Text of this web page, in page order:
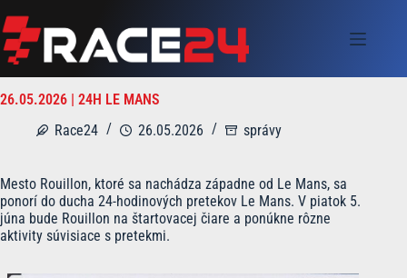
to
content
26.05.2026 | 24H LE MANS
Race24
26.05.2026 správy
Mesto Rouillon, ktoré sa nachádza západne od Le Mans, sa
ponorí do ducha 24-hodinových pretekov Le Mans. V piatok 5.
júna bude Rouillon na štartovacej čiare a ponúkne rôzne
aktivity súvisiace s pretekmi.